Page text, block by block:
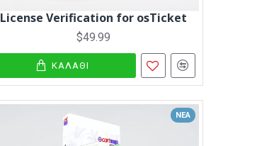
License Verification for osTicket
$49.99
ΚΑΛΆΘΙ
ΝΈΑ